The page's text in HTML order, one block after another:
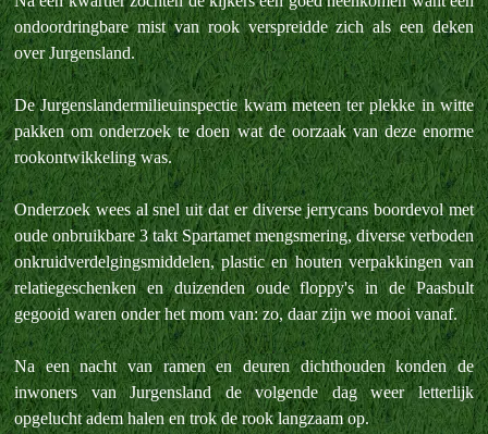
ondoordringbare mist van rook verspreidde zich als een deken
over Jurgensland.
De Jurgenslandermilieuinspectie kwam meteen ter plekke in witte
pakken om onderzoek te doen wat de oorzaak van deze enorme
rookontwikkeling was.
Onderzoek wees al snel uit dat er diverse jerrycans boordevol met
oude onbruikbare 3 takt Spartamet mengsmering, diverse verboden
onkruidverdelgingsmiddelen, plastic en houten verpakkingen van
relatiegeschenken en duizenden oude floppy's in de Paasbult
gegooid waren onder het mom van: zo, daar zijn we mooi vanaf.
Na een nacht van ramen en deuren dichthouden konden de
inwoners van Jurgensland de volgende dag weer letterlijk
opgelucht adem halen en trok de rook langzaam op.